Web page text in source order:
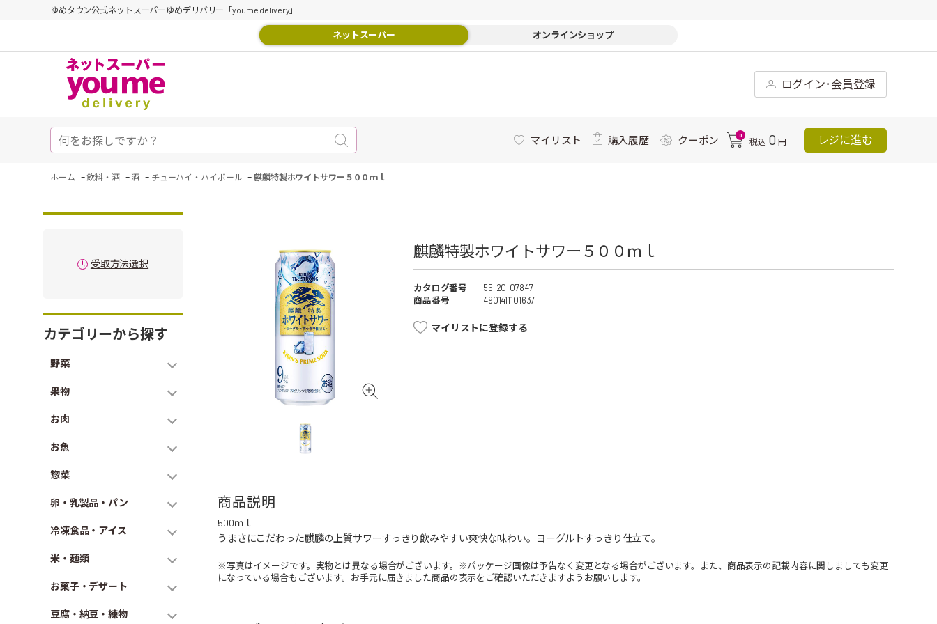
ゆめタウン公式ネットスーパーゆめデリバリー「youme delivery」
ネットスーパー オンラインショップ
ログイン･会員登録
マイリスト 購入履歴 クーポン 0
税込 0 円 レジに進む
ホーム -飲料・酒 -酒 - チューハイ・ハイボール -麒麟特製ホワイトサワー５００ｍｌ
受取方法選択
カテゴリーから探す
野菜
果物
お肉
お魚
惣菜
卵・乳製品・パン
冷凍食品・アイス
米・麺類
お菓子・デザート
豆腐・納豆・練物
麒麟特製ホワイトサワー５００ｍｌ
カタログ番号
55-20-07847
商品番号
4901411101637
マイリストに登録する
商品説明
500ｍｌ
うまさにこだわった麒麟の上質サワーすっきり飲みやすい爽快な味わい。ヨーグルトすっきり仕立て。
※写真はイメージです。実物とは異なる場合がございます。※パッケージ画像は予告なく変更となる場合がございます。また、商品表示の記載内容に関しましても変更
になっている場合もございます。お手元に届きました商品の表示をご確認いただきますようお願いします。